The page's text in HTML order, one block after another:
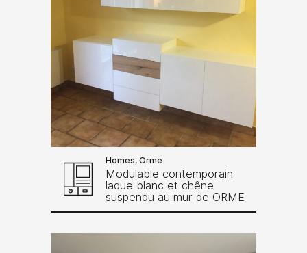
Homes, Orme
Modulable contemporain
laque blanc et chêne
suspendu au mur de ORME